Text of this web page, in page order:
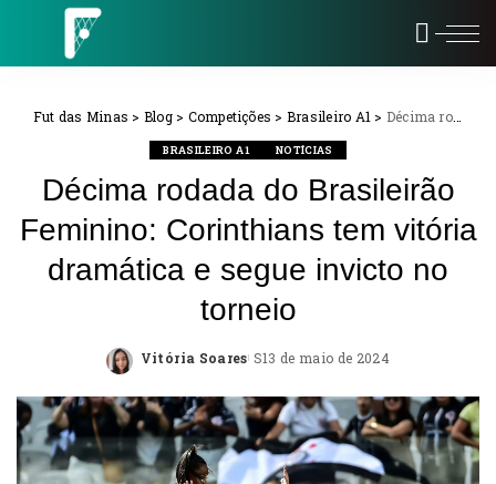
Fut das Minas > Blog> Competições > Brasileiro A1 > Décima rodada do Brasileirão Feminino: Corinthians tem vitória dramática e segue invicto no torneio
BRASILEIRO A1 NOTÍCIAS
Décima rodada do Brasileirão
Feminino: Corinthians tem vitória
dramática e segue invicto no
torneio
Posted
Vitória Soares 13 de maio de 2024